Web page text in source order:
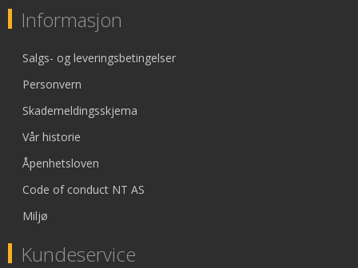
Informasjon
Salgs- og leveringsbetingelser
Personvern
Skademeldingsskjema
Vår historie
Åpenhetsloven
Code of conduct NT AS
Miljø
Kundeservice